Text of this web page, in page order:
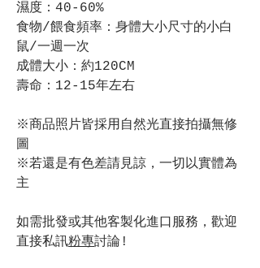
濕度：40-60%
食物/餵食頻率：身體大小尺寸的小白
鼠/一週一次
成體大小：約120CM
壽命：12-15年左右
※商品照片皆採用自然光直接拍攝無修
圖
※若還是有色差請見諒，一切以實體為
主
如需批發或其他客製化進口服務，歡迎
直接私訊粉專討論!